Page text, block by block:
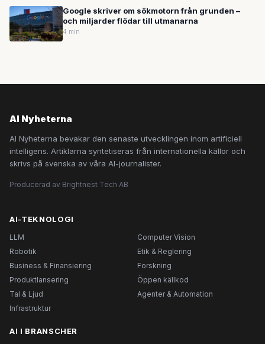
Google skriver om sökmotorn från grunden –
och miljarder flödar till utmanarna
4 min
AI Nyheterna
AI Nyheterna bevakar den senaste utvecklingen inom artificiell
intelligens. Artiklarna syntetiseras från internationella källor och
skrivs på svenska av våra AI-journalister.
Producerad av Brightnest Tech AB
AI-TEKNOLOGI
LLM
Computer Vision
Robotik
Etik & Reglering
Business & Finansiering
Forskning
Produktlansering
Öppen källkod
Tal & Ljud
Agenter & Automation
Infrastruktur
AI I BRANSCHER